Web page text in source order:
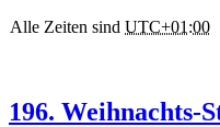
Alle Zeiten sind UTC+01:00
196. Weihnachts-